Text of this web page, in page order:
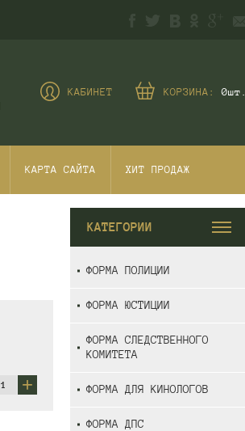
КОРЗИНА:0шт.
КАБИНЕТ
КАРТА САЙТА ХИТ ПРОДАЖ
КАТЕГОРИИ
ФОРМА ПОЛИЦИИ
ФОРМА ЮСТИЦИИ
ФОРМА СЛЕДСТВЕННОГО
КОМИТЕТА
ФОРМА ДЛЯ КИНОЛОГОВ
ФОРМА ДПС
+